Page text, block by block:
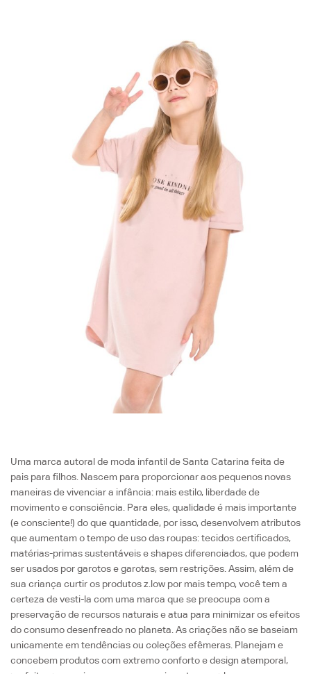
Uma marca autoral de moda infantil de Santa Catarina feita de
pais para filhos. Nascem para proporcionar aos pequenos novas
maneiras de vivenciar a infância: mais estilo, liberdade de
movimento e consciência. Para eles, qualidade é mais importante
(e consciente!) do que quantidade, por isso, desenvolvem atributos
que aumentam o tempo de uso das roupas: tecidos certificados,
matérias-primas sustentáveis e shapes diferenciados, que podem
ser usados por garotos e garotas, sem restrições. Assim, além de
sua criança curtir os produtos z.low por mais tempo, você tem a
certeza de vesti-la com uma marca que se preocupa com a
preservação de recursos naturais e atua para minimizar os efeitos
do consumo desenfreado no planeta. As criações não se baseiam
unicamente em tendências ou coleções efêmeras. Planejam e
concebem produtos com extremo conforto e design atemporal,